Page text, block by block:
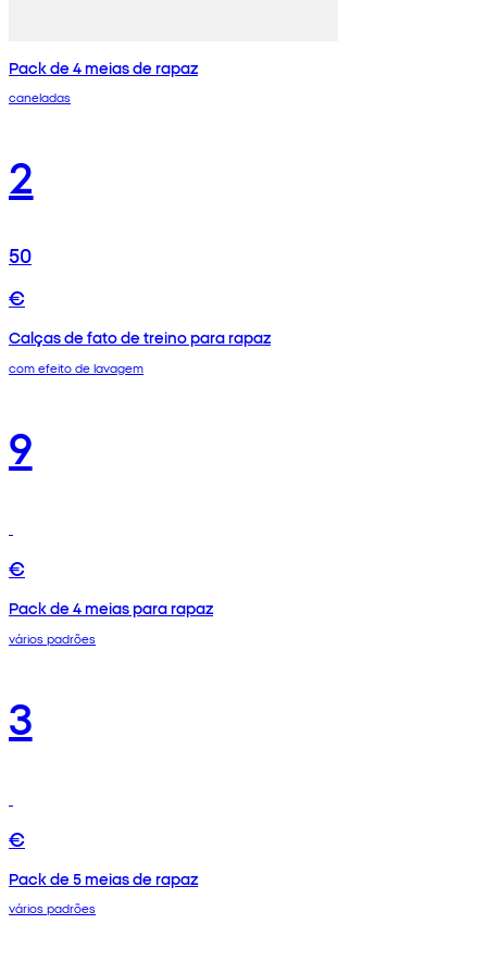
Pack de 4 meias de rapaz
caneladas
2
50
€
Calças de fato de treino para rapaz
com efeito de lavagem
9
€
Pack de 4 meias para rapaz
vários padrões
3
€
Pack de 5 meias de rapaz
vários padrões